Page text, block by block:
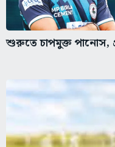
শুরুতে চাপমুক্ত পানোস,